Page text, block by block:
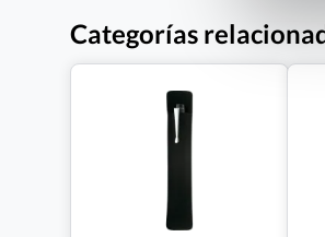
Categorías